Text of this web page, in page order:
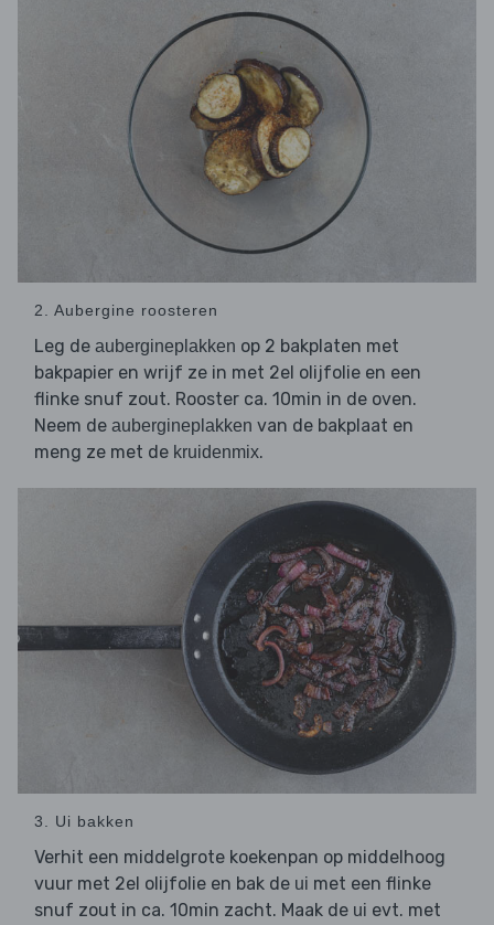
2. Aubergine roosteren
Leg de aubergineplakken op 2 bakplaten met
bakpapier en wrijf ze in met 2el olijfolie en een
flinke snuf zout. Rooster ca. 10min in de oven.
Neem de aubergineplakken van de bakplaat en
meng ze met de kruidenmix.
3. Ui bakken
Verhit een middelgrote koekenpan op middelhoog
vuur met 2el olijfolie en bak de ui met een flinke
snuf zout in ca. 10min zacht. Maak de ui evt. met